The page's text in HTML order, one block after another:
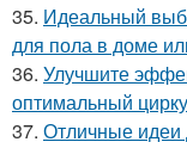
35. Идеальный
для пола в доме
36. Улучшите
оптимальный
37. Отличные идеи